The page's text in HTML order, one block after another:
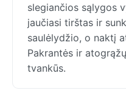
slegiančios sąlygos
jaučiasi tirštas ir
saulėlydžio, o naktį
Pakrantės ir
tvankūs.